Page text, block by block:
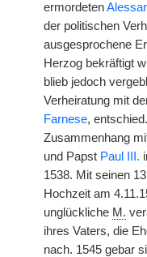
ermordeten
der politischen
ausgesprochene
Herzog bekräftigt
blieb jedoch
Verheiratung mit
Farnese,
Zusammenhang
und Papst Paul III.
1538. Mit seinen
Hochzeit am
unglückliche M.
ihres Vaters, die
nach. 1545 gebar